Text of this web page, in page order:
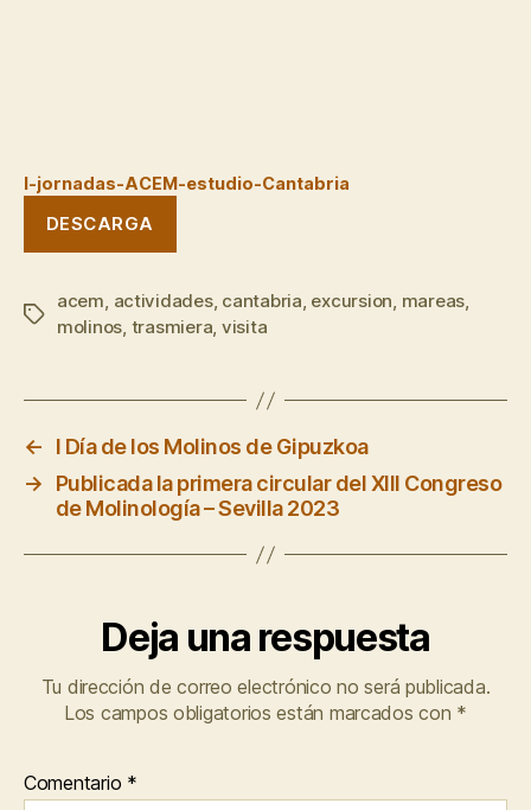
I-jornadas-ACEM-estudio-Cantabria
DESCARGA
Etiquetas
acem, actividades, cantabria, excursion, mareas,
molinos, trasmiera, visita
←
I Día de los Molinos de Gipuzkoa
→
Publicada la primera circular del XIII Congreso
de Molinología – Sevilla 2023
Deja una respuesta
Tu dirección de correo electrónico no será publicada.
Los campos obligatorios están marcados con *
Comentario *